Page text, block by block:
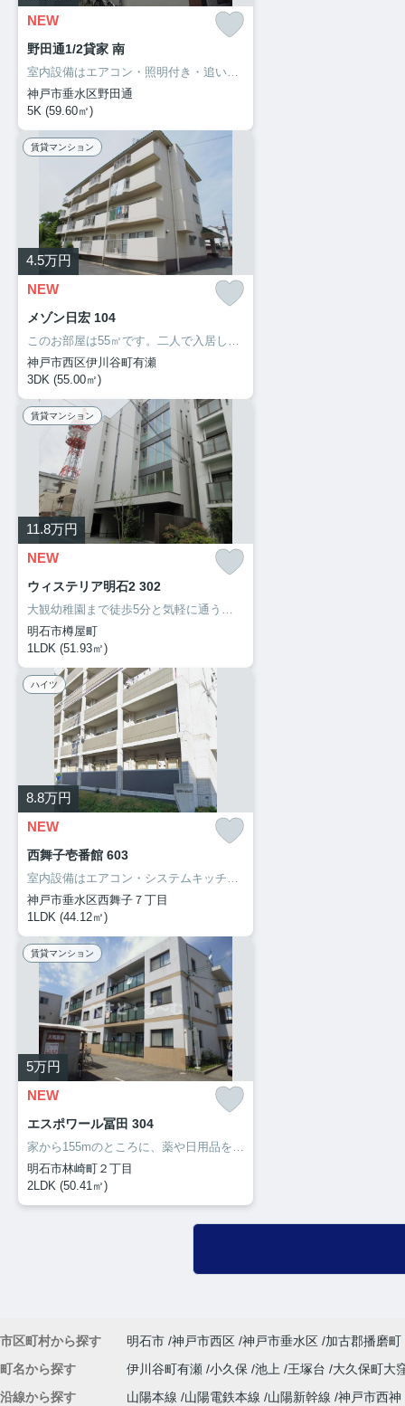
NEW
野田通1/2貸家 南
室内設備はエアコン・照明付き・追い焚きなど豊富に揃っており、過ごしやすいお部屋になっております。新しい日々を送るにふさわしい、きれいな室内です。大きなおもちゃも置けるお子さんに嬉しい広々空間をもつお住まい。誰もが憧れる甘い生活は新婚さん向けになっております。快適な生活は心に余裕を与えてくれます。楽しくゆとりある生活をお求めなら、当社が条件に合った住まい探しを全力でサポートいたします(^_^)
神戸市垂水区野田通
5K (59.60㎡)
賃貸マンション
4.5万円
NEW
メゾン日宏 104
このお部屋は55㎡です。二人で入居して光熱費も生活費も抑えられるお住まい。新しい日々を送るにふさわしい、きれいな室内です。3DKの間取りです。自分のライフスタイルに必要なお住まいをお選びください。お住まい探しをサポートしてまいります。
神戸市西区伊川谷町有瀬
3DK (55.00㎡)
賃貸マンション
11.8万円
NEW
ウィステリア明石2 302
大観幼稚園まで徒歩5分と気軽に通うことができます。セキュリティ面は、防犯カメラ・24時間緊急通報システムなどを設置しているので安全面でも優れております。明石市でなら、安心して暮らせる住まいが揃ってる、山陽電気鉄道本線西新町駅近くは如何でしょう。078-913-0002からいつでもご依頼を受け付けております。
明石市樽屋町
1LDK (51.93㎡)
ハイツ
8.8万円
NEW
西舞子壱番館 603
室内設備はエアコン・システムキッチン・追い焚きなど充実した設備を備え付けています。共用部にはエレベータ・バイク置場などが揃っております。自走式駐車場が併設された物件です。陽当たりが良いので、部屋の中にカビが生えにくく快適です。こちらのお部屋で新しい生活を始めてみませんか。住まいに関する情報を数多く提供しております。より自分に適した住まい選びをしていきましょう。私たちもサポート致します。
神戸市垂水区西舞子７丁目
1LDK (44.12㎡)
賃貸マンション
5万円
NEW
エスポワール冨田 304
家から155mのところに、薬や日用品を買うのに便利なクスリキリン堂・明石林崎店があります。洗面所の独立した、充実の収納が嬉しい物件となっています。収納はウォークインクロゼット・シューズボックスなど豊富なので、広々と空間を利用することも可能です。サポートホームサービスのホームページから住まいを探してみませんか。わたしたちが快適な住まい探しをお手伝い致します。
明石市林崎町２丁目
2LDK (50.41㎡)
市区町村から探す 明石市 神戸市西区 神戸市垂水区 加古郡播磨町
町名から探す
伊川谷町有瀬 小久保 池上 王塚台
大久保町大
沿線から探す
山陽本線 山陽電鉄本線 山陽新幹線 神戸市西